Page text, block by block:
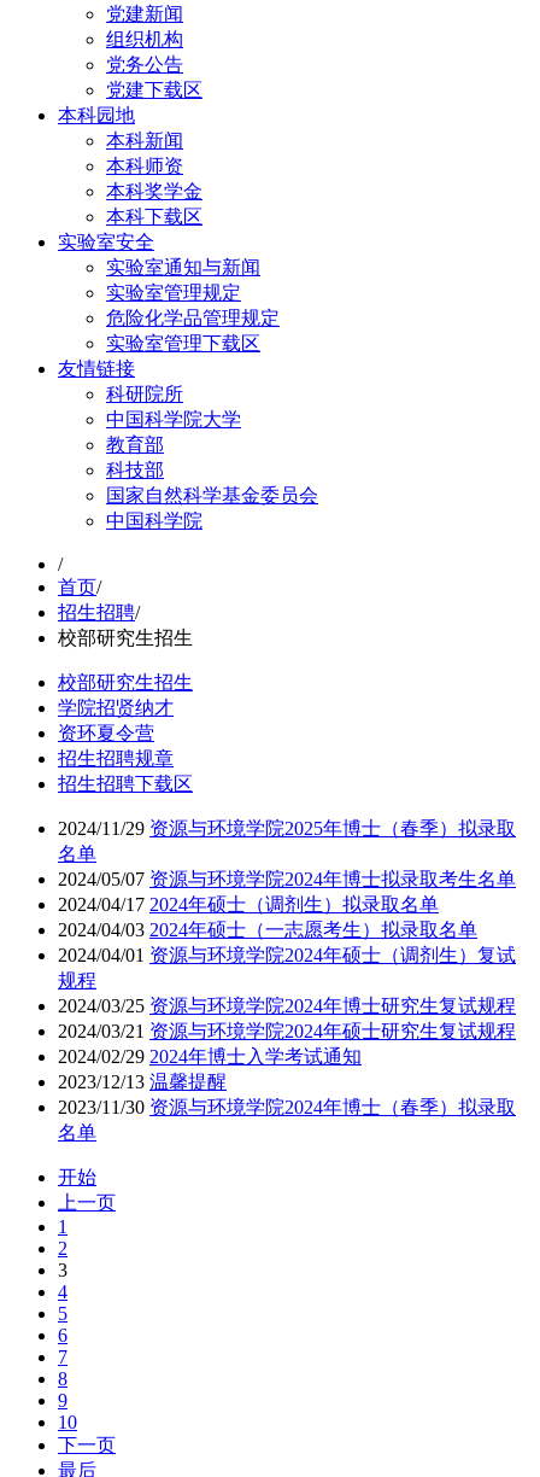
党建新闻
组织机构
党务公告
党建下载区
本科园地
本科新闻
本科师资
本科奖学金
本科下载区
实验室安全
实验室通知与新闻
实验室管理规定
危险化学品管理规定
实验室管理下载区
友情链接
科研院所
中国科学院大学
教育部
科技部
国家自然科学基金委员会
中国科学院
/
首页/
招生招聘/
校部研究生招生
校部研究生招生
学院招贤纳才
资环夏令营
招生招聘规章
招生招聘下载区
2024/11/29 资源与环境学院2025年博士（春季）拟录取
名单
2024/05/07 资源与环境学院2024年博士拟录取考生名单
2024/04/17 2024年硕士（调剂生）拟录取名单
2024/04/03 2024年硕士（一志愿考生）拟录取名单
2024/04/01 资源与环境学院2024年硕士（调剂生）复试
规程
2024/03/25 资源与环境学院2024年博士研究生复试规程
2024/03/21 资源与环境学院2024年硕士研究生复试规程
2024/02/29 2024年博士入学考试通知
2023/12/13 温馨提醒
2023/11/30 资源与环境学院2024年博士（春季）拟录取
名单
开始
上一页
1
2
3
4
5
6
7
8
9
10
下一页
最后